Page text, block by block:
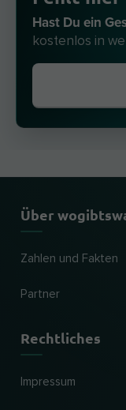
Hast Du ein
kostenlos in
Über
Zahlen und Fakten
Partner
Rechtliches
Impressum